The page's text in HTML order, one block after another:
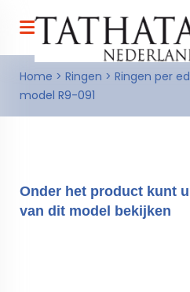
Home > Ringen > Ringen per
model R9-091
Onder het product kunt
van dit model bekijken